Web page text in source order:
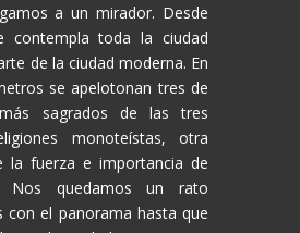
a un mirador. Desde
contempla toda la ciudad
de la ciudad moderna. En
se apelotonan tres de
sagrados de las tres
monoteístas, otra
la fuerza e importancia de
Nos quedamos un rato
con el panorama hasta que